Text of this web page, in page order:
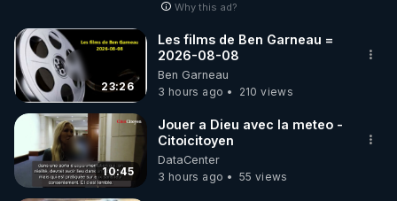
🌱 INSTAGRAM
https://www.instagram.com/rdlr_thierrycasasnovas/
http://rgnr.li/instagram
🌱 LA NEWSLETTER
Pour ne pas rater l’actualité RGNR (stages,
Why this ad?
23:26
Les films de Ben Garneau =
2026-08-08
Ben Garneau
3 hours ago
210 views
10:45
Jouer a Dieu avec la meteo -
Citoicitoyen
DataCenter
3 hours ago
55 views